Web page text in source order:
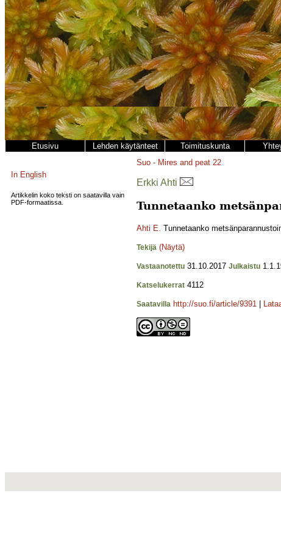
Etusivu Lehden käytänteet Toimituskunta
In English
Artikkelin koko teksti on saatavilla vain
PDF-formaatissa.
Suo - Mires and peat 22
Erkki Ahti
Tunnetaanko
Ahti E. Tunnetaanko
Tekijä (Näytä)
Vastaanotettu 31.10.2017 Julkaistu
Katselukerrat 4112
Saatavilla http://suo.fi/article/9391